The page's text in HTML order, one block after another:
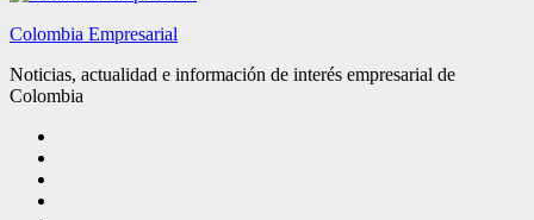
Colombia Empresarial
Noticias, actualidad e información de interés empresarial de
Colombia